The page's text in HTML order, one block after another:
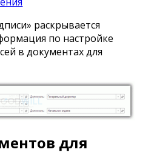
раскрывается
по настройке
в документах для
для